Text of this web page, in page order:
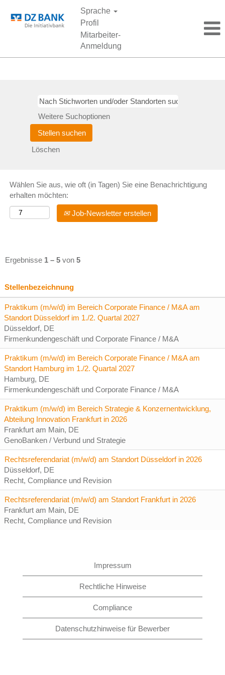
Sprache
Profil
Mitarbeiter-
Anmeldung
Weitere Suchoptionen
Löschen
Wählen Sie aus, wie oft (in Tagen) Sie eine Benachrichtigung
erhalten möchten:
Job-Newsletter erstellen
Ergebnisse 1 – 5 von 5
Stellenbezeichnung
Praktikum (m/w/d) im Bereich Corporate Finance / M&A am
Standort Düsseldorf im 1./2. Quartal 2027
Düsseldorf, DE
Firmenkundengeschäft und Corporate Finance / M&A
Praktikum (m/w/d) im Bereich Corporate Finance / M&A am
Standort Hamburg im 1./2. Quartal 2027
Hamburg, DE
Firmenkundengeschäft und Corporate Finance / M&A
Praktikum (m/w/d) im Bereich Strategie & Konzernentwicklung,
Abteilung Innovation Frankfurt in 2026
Frankfurt am Main, DE
GenoBanken / Verbund und Strategie
Rechtsreferendariat (m/w/d) am Standort Düsseldorf in 2026
Düsseldorf, DE
Recht, Compliance und Revision
Rechtsreferendariat (m/w/d) am Standort Frankfurt in 2026
Frankfurt am Main, DE
Recht, Compliance und Revision
Impressum
Rechtliche Hinweise
Compliance
Datenschutzhinweise für Bewerber